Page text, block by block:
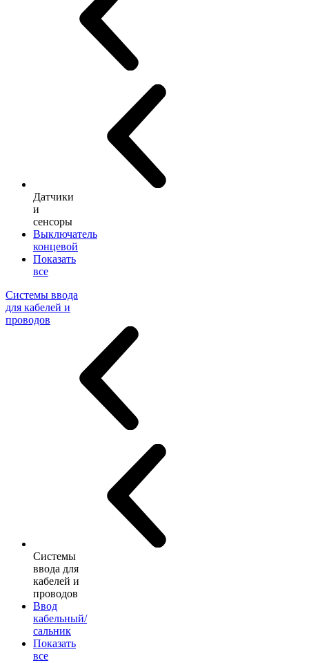
Датчики
и
сенсоры
Выключатель
концевой
Показать
все
Системы ввода
для кабелей и
проводов
Системы
ввода для
кабелей и
проводов
Ввод
кабельный/
сальник
Показать
все